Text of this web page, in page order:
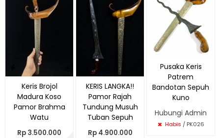
Keris Brojol
Madura Koso
Pamor Brahma
Watu
Rp 3.500.000
KERIS LANGKA!!
Pamor Rajah
Tundung Musuh
Tuban Sepuh
Rp 4.900.000
Pusaka Keris
Patrem
Bandotan Sepuh
Kuno
Hubungi Admin
Habis / PK026